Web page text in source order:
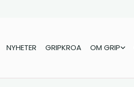
NYHETER GRIPKROA OM GRIP